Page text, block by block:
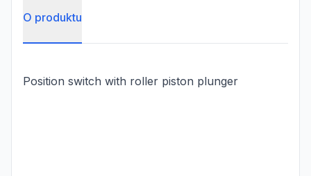
O produktu
Position switch with roller piston plunger